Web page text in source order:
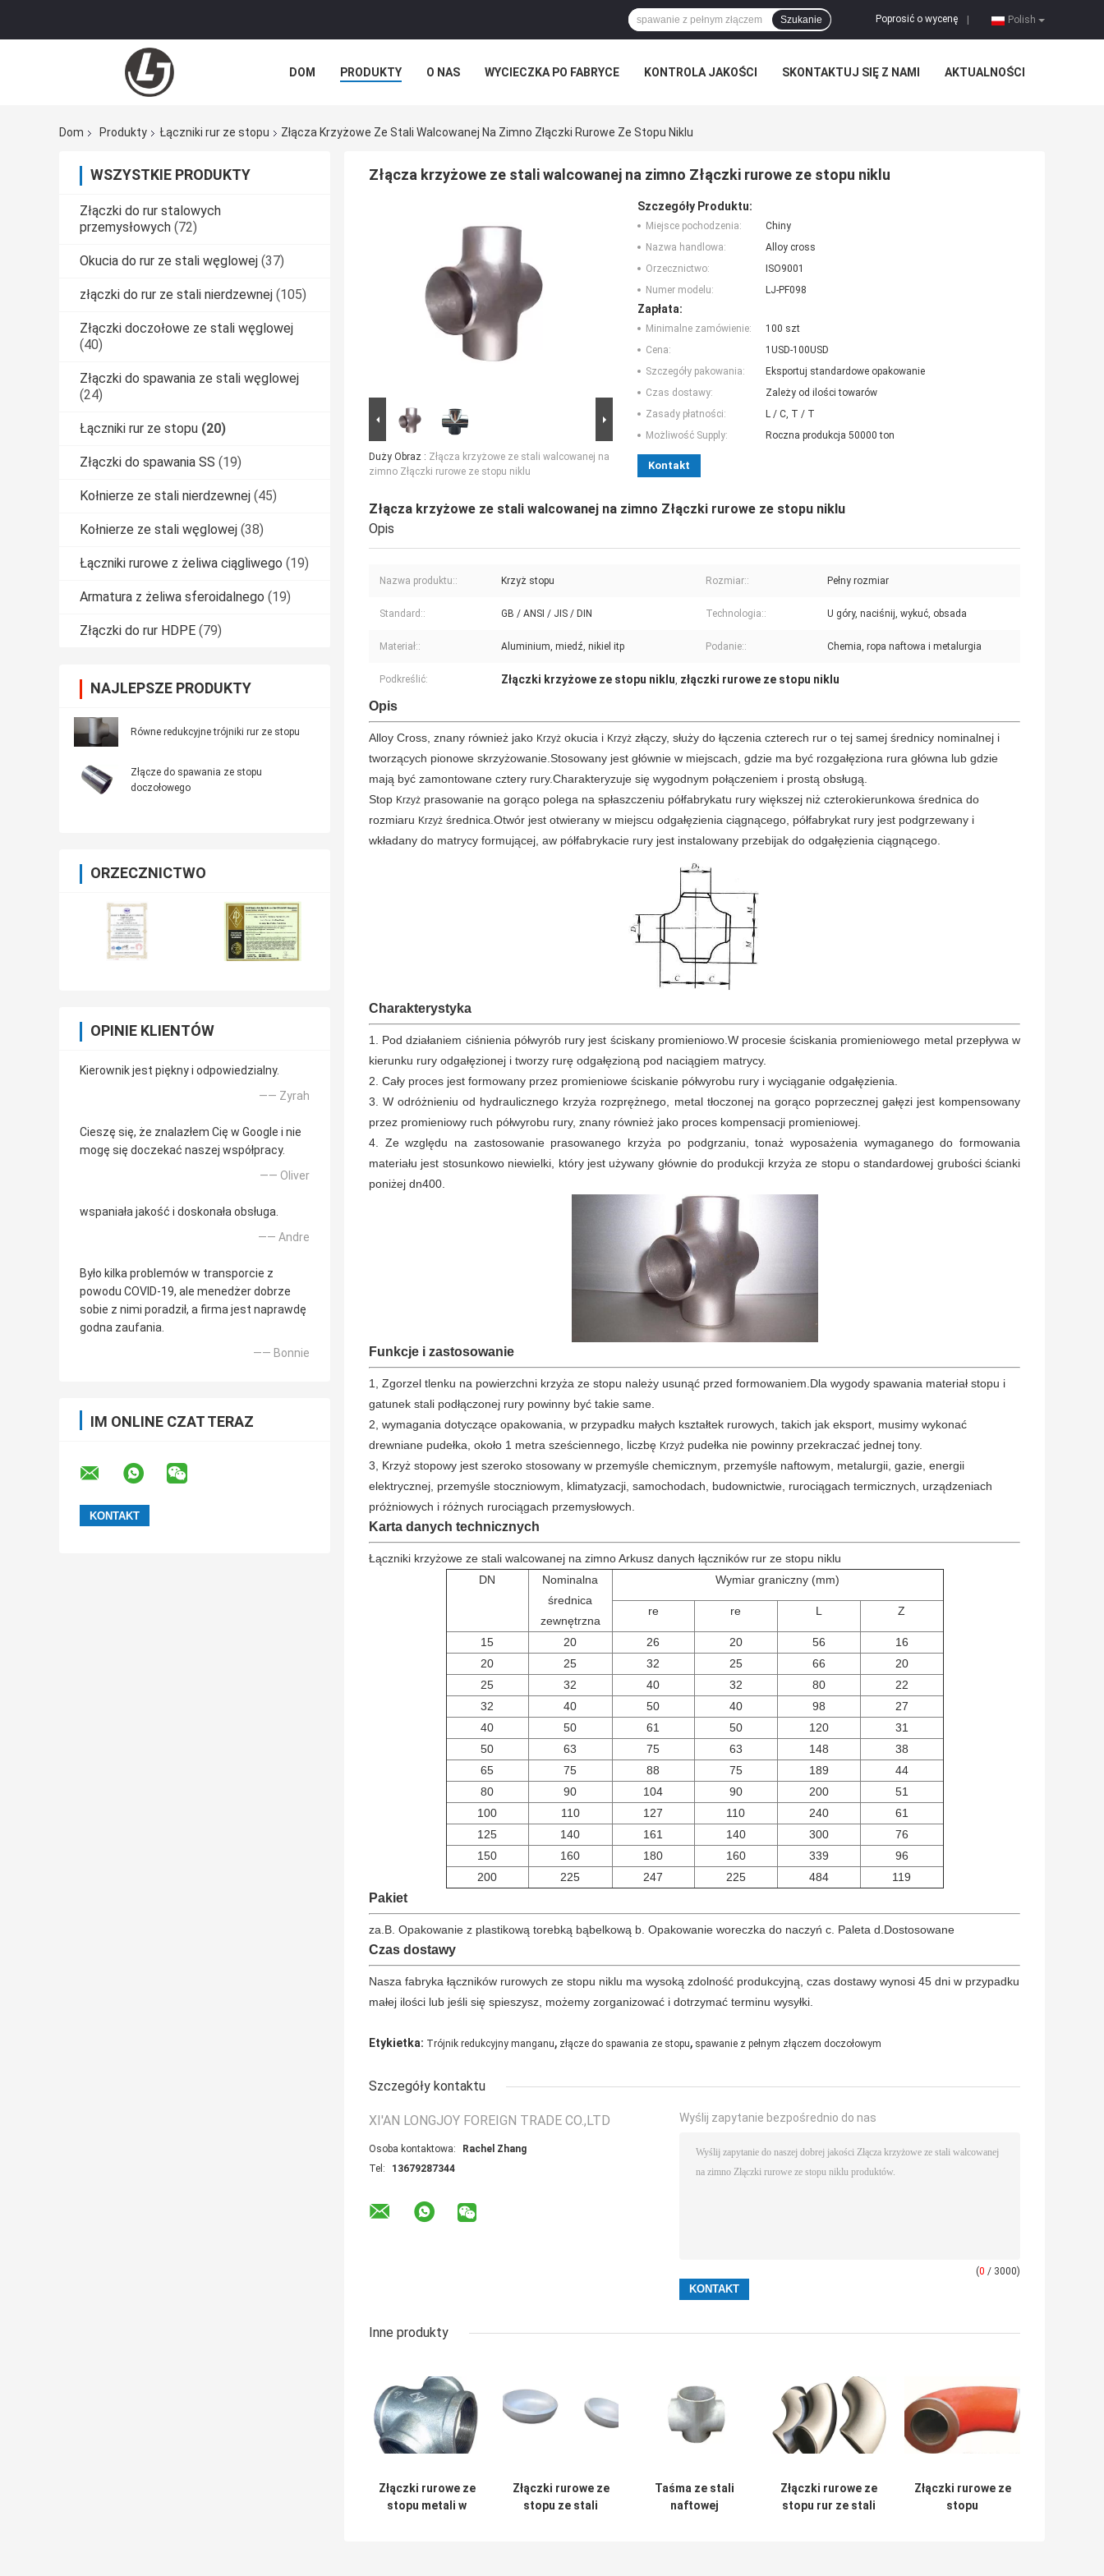
Polish
Poprosić o wycenę
Szukanie
DOM PRODUKTY O NAS WYCIECZKA PO FABRYCE KONTROLA JAKOŚCI SKONTAKTUJ SIĘ Z NAMI AKTUALNOŚCI
Dom
Produkty Łączniki rur ze stopu Złącza Krzyżowe Ze Stali Walcowanej Na Zimno Złączki Rurowe Ze Stopu Niklu
WSZYSTKIE PRODUKTY
Złączki do rur stalowych
przemysłowych (72)
Okucia do rur ze stali węglowej (37)
złączki do rur ze stali nierdzewnej (105)
Złączki doczołowe ze stali węglowej
(40)
Złączki do spawania ze stali węglowej
(24)
Łączniki rur ze stopu (20)
Złączki do spawania SS (19)
Kołnierze ze stali nierdzewnej (45)
Kołnierze ze stali węglowej (38)
Łączniki rurowe z żeliwa ciągliwego (19)
Armatura z żeliwa sferoidalnego (19)
Złączki do rur HDPE (79)
NAJLEPSZE PRODUKTY
Równe redukcyjne trójniki rur ze stopu
Złącze do spawania ze stopu
doczołowego
ORZECZNICTWO
OPINIE KLIENTÓW
Kierownik jest piękny i odpowiedzialny.
—— Zyrah
Cieszę się, że znalazłem Cię w Google i nie
mogę się doczekać naszej współpracy.
—— Oliver
wspaniała jakość i doskonała obsługa.
—— Andre
Było kilka problemów w transporcie z
powodu COVID-19, ale menedżer dobrze
sobie z nimi poradził, a firma jest naprawdę
godna zaufania.
—— Bonnie
IM ONLINE CZAT TERAZ
Złącza krzyżowe ze stali walcowanej na zimno Złączki rurowe ze stopu niklu
Duży Obraz : Złącza krzyżowe ze stali walcowanej na
zimno Złączki rurowe ze stopu niklu
Szczegóły Produktu:
Miejsce pochodzenia:
Chiny
Nazwa handlowa:
Alloy cross
Orzecznictwo:
ISO9001
Numer modelu:
LJ-PF098
Zapłata:
Minimalne zamówienie:
100 szt
Cena:
1USD-100USD
Szczegóły pakowania:
Eksportuj standardowe opakowanie
Czas dostawy:
Zależy od ilości towarów
Zasady płatności:
L / C, T / T
Możliwość Supply:
Roczna produkcja 50000 ton
Kontakt
Złącza krzyżowe ze stali walcowanej na zimno Złączki rurowe ze stopu niklu
Opis
Nazwa produktu:: Krzyż stopu Rozmiar:: Pełny rozmiar
Standard:: GB / ANSI / JIS / DIN Technologia:: U góry, naciśnij, wykuć, obsada
Materiał:: Aluminium, miedź, nikiel itp Podanie:: Chemia, ropa naftowa i metalurgia
Podkreślić: Złączki krzyżowe ze stopu niklu, złączki rurowe ze stopu niklu
Opis
Alloy Cross, znany również jako Krzyż okucia i Krzyż złączy, służy do łączenia czterech rur o tej samej średnicy nominalnej i
tworzących pionowe skrzyżowanie.Stosowany jest głównie w miejscach, gdzie ma być rozgałęziona rura główna lub gdzie
mają być zamontowane cztery rury.Charakteryzuje się wygodnym połączeniem i prostą obsługą.
Stop Krzyż prasowanie na gorąco polega na spłaszczeniu półfabrykatu rury większej niż czterokierunkowa średnica do
rozmiaru Krzyż średnica.Otwór jest otwierany w miejscu odgałęzienia ciągnącego, półfabrykat rury jest podgrzewany i
wkładany do matrycy formującej, aw półfabrykacie rury jest instalowany przebijak do odgałęzienia ciągnącego.
Charakterystyka
1. Pod działaniem ciśnienia półwyrób rury jest ściskany promieniowo.W procesie ściskania promieniowego metal przepływa w
kierunku rury odgałęzionej i tworzy rurę odgałęzioną pod naciągiem matrycy.
2. Cały proces jest formowany przez promieniowe ściskanie półwyrobu rury i wyciąganie odgałęzienia.
3. W odróżnieniu od hydraulicznego krzyża rozprężnego, metal tłoczonej na gorąco poprzecznej gałęzi jest kompensowany
przez promieniowy ruch półwyrobu rury, znany również jako proces kompensacji promieniowej.
4. Ze względu na zastosowanie prasowanego krzyża po podgrzaniu, tonaż wyposażenia wymaganego do formowania
materiału jest stosunkowo niewielki, który jest używany głównie do produkcji krzyża ze stopu o standardowej grubości ścianki
poniżej dn400.
Funkcje i zastosowanie
1, Zgorzel tlenku na powierzchni krzyża ze stopu należy usunąć przed formowaniem.Dla wygody spawania materiał stopu i
gatunek stali podłączonej rury powinny być takie same.
2, wymagania dotyczące opakowania, w przypadku małych kształtek rurowych, takich jak eksport, musimy wykonać
drewniane pudełka, około 1 metra sześciennego, liczbę Krzyż pudełka nie powinny przekraczać jednej tony.
3, Krzyż stopowy jest szeroko stosowany w przemyśle chemicznym, przemyśle naftowym, metalurgii, gazie, energii
elektrycznej, przemyśle stoczniowym, klimatyzacji, samochodach, budownictwie, rurociągach termicznych, urządzeniach
próżniowych i różnych rurociągach przemysłowych.
Karta danych technicznych
Łączniki krzyżowe ze stali walcowanej na zimno Arkusz danych łączników rur ze stopu niklu
DN
Nominalna
średnica
zewnętrzna
Wymiar graniczny (mm)
re re L Z
15 20 26 20 56
16
20
25 32 25 66
20
25
32 40 32 80
22
32
40 50 40 98
27
40
50 61 50 120
31
50
63 75 63 148
38
65
75 88 75 189
44
80
90 104 90 200
51
100
110 127 110 240
61
125
140 161 140 300
76
150
160 180 160 339
96
200
225 247 225 484 119
Pakiet
za.B. Opakowanie z plastikową torebką bąbelkową b. Opakowanie woreczka do naczyń c. Paleta d.Dostosowane
Czas dostawy
Nasza fabryka łączników rurowych ze stopu niklu ma wysoką zdolność produkcyjną, czas dostawy wynosi 45 dni w przypadku
małej ilości lub jeśli się spieszysz, możemy zorganizować i dotrzymać terminu wysyłki.
Etykietka: Trójnik redukcyjny manganu, złącze do spawania ze stopu, spawanie z pełnym złączem doczołowym
Szczegóły kontaktu
XI'AN LONGJOY FOREIGN TRADE CO.,LTD
Osoba kontaktowa:
Rachel Zhang
Tel:
13679287344
Wyślij zapytanie bezpośrednio do nas
(0 / 3000)
Inne produkty
Złączki rurowe ze
stopu metali w
Złączki rurowe ze
stopu ze stali
Taśma ze stali
naftowej
Złączki rurowe ze
stopu rur ze stali
Złączki rurowe ze
stopu